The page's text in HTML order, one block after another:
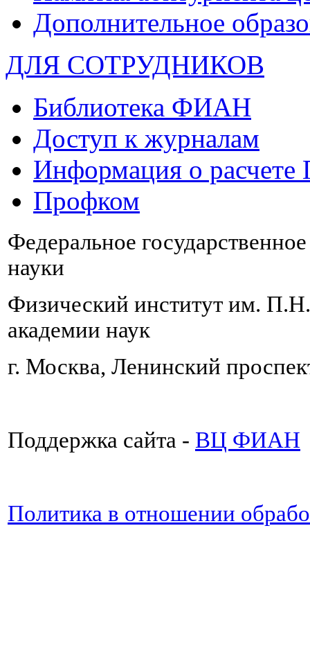
Дополнительное
ДЛЯ СОТРУДНИКОВ
Библиотека ФИАН
Доступ к журналам
Информация о
Профком
Федеральное
науки
Физический институт им.
академии наук
г. Москва, Ленинский
Поддержка сайта - ВЦ ФИАН
Политика в отношении